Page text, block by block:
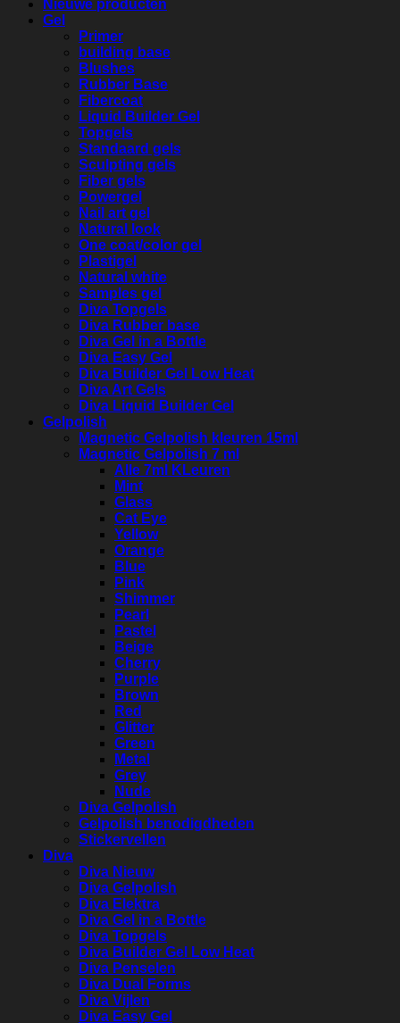
Nieuwe producten
Gel
Primer
building base
Blushes
Rubber Base
Fibercoat
Liquid Builder Gel
Topgels
Standaard gels
Sculpting gels
Fiber gels
Powergel
Nail art gel
Natural look
One coat/color gel
Plastigel
Natural white
Samples gel
Diva Topgels
Diva Rubber base
Diva Gel in a Bottle
Diva Easy Gel
Diva Builder Gel Low Heat
Diva Art Gels
Diva Liquid Builder Gel
Gelpolish
Magnetic Gelpolish kleuren 15ml
Magnetic Gelpolish 7 ml
Alle 7ml KLeuren
Mint
Glass
Cat Eye
Yellow
Orange
Blue
Pink
Shimmer
Pearl
Pastel
Beige
Cherry
Purple
Brown
Red
Glitter
Green
Metal
Grey
Nude
Diva Gelpolish
Gelpolish benodigdheden
Stickervellen
Diva
Diva Nieuw
Diva Gelpolish
Diva Elektra
Diva Gel in a Bottle
Diva Topgels
Diva Builder Gel Low Heat
Diva Penselen
Diva Dual Forms
Diva Vijlen
Diva Easy Gel